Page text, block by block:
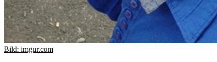
Bild: imgur.com